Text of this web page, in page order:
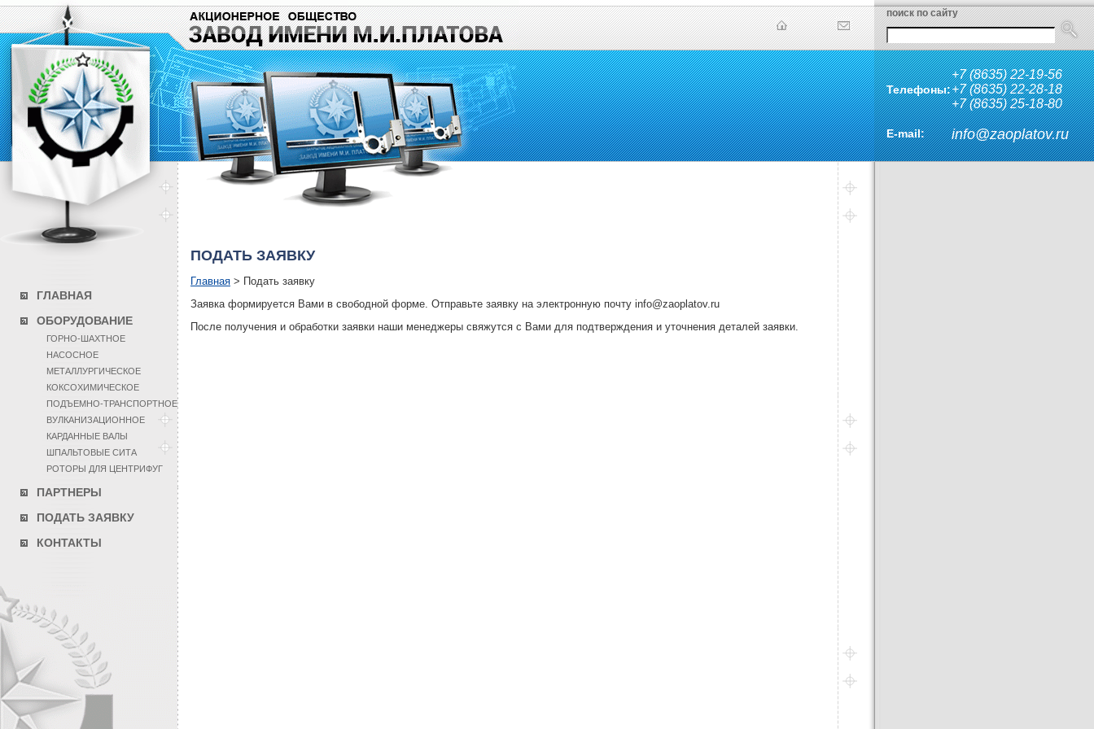
поиск по сайту
Телефоны:
+7 (8635) 22-19-56
+7 (8635) 22-28-18
+7 (8635) 25-18-80
E-mail: info@zaoplatov.ru
ГЛАВНАЯ
ОБОРУДОВАНИЕ
ГОРНО-ШАХТНОЕ
НАСОСНОЕ
МЕТАЛЛУРГИЧЕСКОЕ
КОКСОХИМИЧЕСКОЕ
ПОДЪЕМНО-ТРАНСПОРТНОЕ
ВУЛКАНИЗАЦИОННОЕ
КАРДАННЫЕ ВАЛЫ
ШПАЛЬТОВЫЕ СИТА
РОТОРЫ ДЛЯ ЦЕНТРИФУГ
ПАРТНЕРЫ
ПОДАТЬ ЗАЯВКУ
КОНТАКТЫ
ПОДАТЬ ЗАЯВКУ
Главная > Подать заявку
Заявка формируется Вами в свободной форме. Отправьте заявку на электронную почту info@zaoplatov.ru
После получения и обработки заявки наши менеджеры свяжутся с Вами для подтверждения и уточнения деталей заявки.